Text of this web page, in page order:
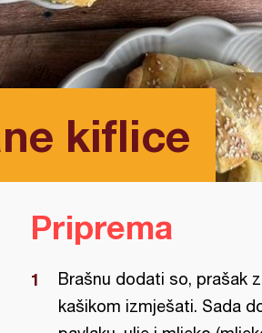
kiflice
Priprema
Brašnu dodati so, prašak
kašikom izmješati. Sada